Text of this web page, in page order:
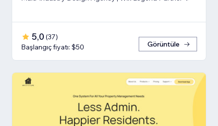
5,0 (37)
Başlangıç fiyatı: $50
Görüntüle